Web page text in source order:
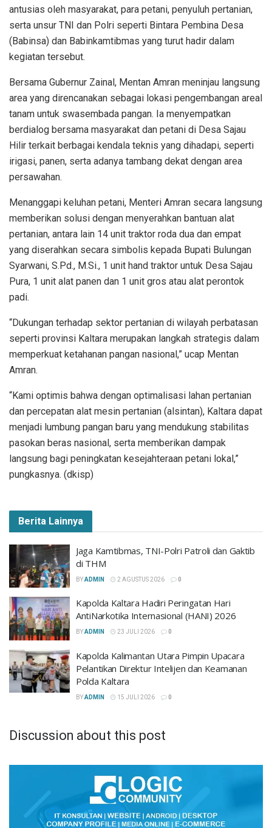
antusias oleh masyarakat, para petani, penyuluh pertanian,
serta unsur TNI dan Polri seperti Bintara Pembina Desa
(Babinsa) dan Babinkamtibmas yang turut hadir dalam
kegiatan tersebut.
Bersama Gubernur Zainal, Mentan Amran meninjau langsung
area yang direncanakan sebagai lokasi pengembangan areal
tanam untuk swasembada pangan. Ia menyempatkan
berdialog bersama masyarakat dan petani di Desa Sajau
Hilir terkait berbagai kendala teknis yang dihadapi, seperti
irigasi, panen, serta adanya tambang dekat dengan area
persawahan.
Menanggapi keluhan petani, Menteri Amran secara langsung
memberikan solusi dengan menyerahkan bantuan alat
pertanian, antara lain 14 unit traktor roda dua dan empat
yang diserahkan secara simbolis kepada Bupati Bulungan
Syarwani, S.Pd., M.Si., 1 unit hand traktor untuk Desa Sajau
Pura, 1 unit alat panen dan 1 unit gros atau alat perontok
padi.
“Dukungan terhadap sektor pertanian di wilayah perbatasan
seperti provinsi Kaltara merupakan langkah strategis dalam
memperkuat ketahanan pangan nasional,” ucap Mentan
Amran.
“Kami optimis bahwa dengan optimalisasi lahan pertanian
dan percepatan alat mesin pertanian (alsintan), Kaltara dapat
menjadi lumbung pangan baru yang mendukung stabilitas
pasokan beras nasional, serta memberikan dampak
langsung bagi peningkatan kesejahteraan petani lokal,”
pungkasnya. (dkisp)
Berita Lainnya
Jaga Kamtibmas, TNI-Polri Patroli dan Gaktib
di THM
BYADMIN 2 AGUSTUS 2026 0
Kapolda Kaltara Hadiri Peringatan Hari
AntiNarkotika Internasional (HANI) 2026
BYADMIN 23 JULI 2026 0
Kapolda Kalimantan Utara Pimpin Upacara
Pelantikan Direktur Intelijen dan Keamanan
Polda Kaltara
BYADMIN 15 JULI 2026 0
Discussion about this post